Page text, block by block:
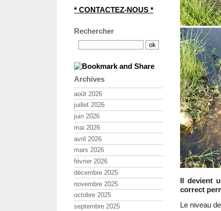
Il devient
correct
Le niveau
* CONTACTEZ-NOUS *
Rechercher
Archives
août 2026
juillet 2026
juin 2026
mai 2026
avril 2026
mars 2026
février 2026
décembre 2025
novembre 2025
octobre 2025
septembre 2025